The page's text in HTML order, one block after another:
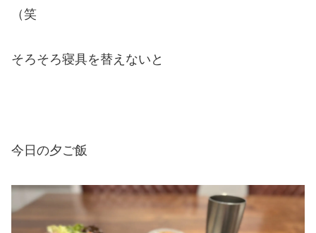
（笑
そろそろ寝具を替えないと
今日の夕ご飯